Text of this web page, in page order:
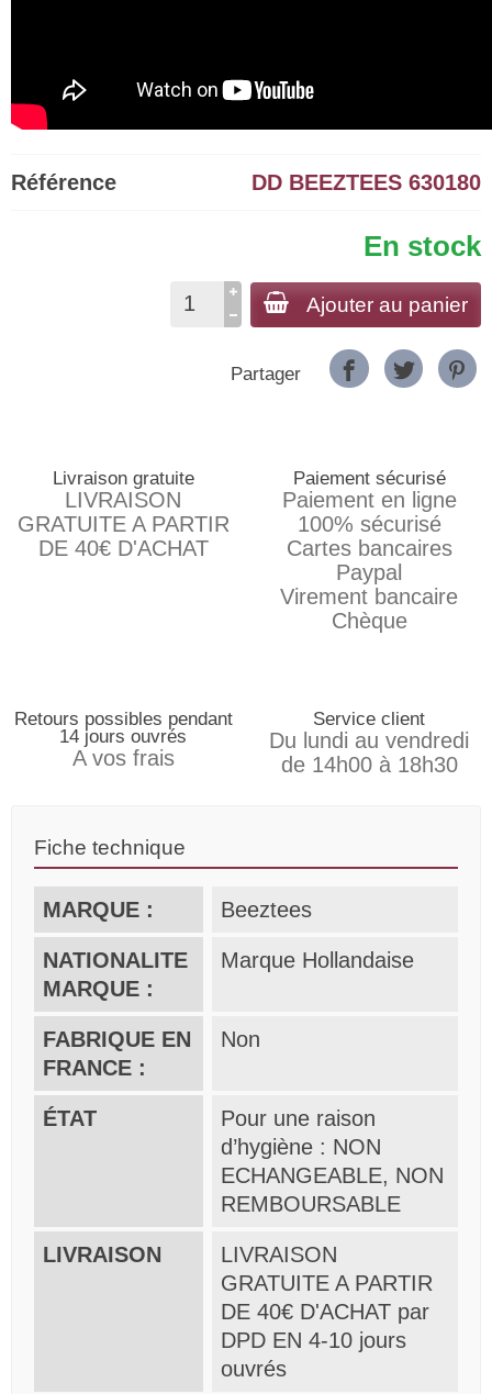
Référence DD BEEZTEES 630180
En stock
Ajouter au panier
Partager
Livraison gratuite
LIVRAISON
GRATUITE A PARTIR
DE 40€ D'ACHAT
Paiement sécurisé
Paiement en ligne
100% sécurisé
Cartes bancaires
Paypal
Virement bancaire
Chèque
Retours possibles pendant
14 jours ouvrés
A vos frais
Service client
Du lundi au vendredi
de 14h00 à 18h30
Fiche technique
MARQUE : Beeztees
NATIONALITE
MARQUE :
Marque Hollandaise
FABRIQUE EN
FRANCE :
Non
ÉTAT
Pour une raison
d’hygiène : NON
ECHANGEABLE, NON
REMBOURSABLE
LIVRAISON
LIVRAISON
GRATUITE A PARTIR
DE 40€ D'ACHAT par
DPD EN 4-10 jours
ouvrés